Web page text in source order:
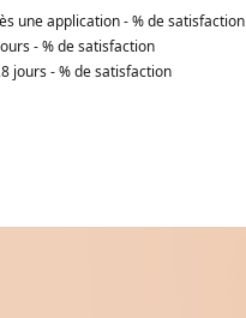
une application - % de satisfaction
- % de satisfaction
jours - % de satisfaction